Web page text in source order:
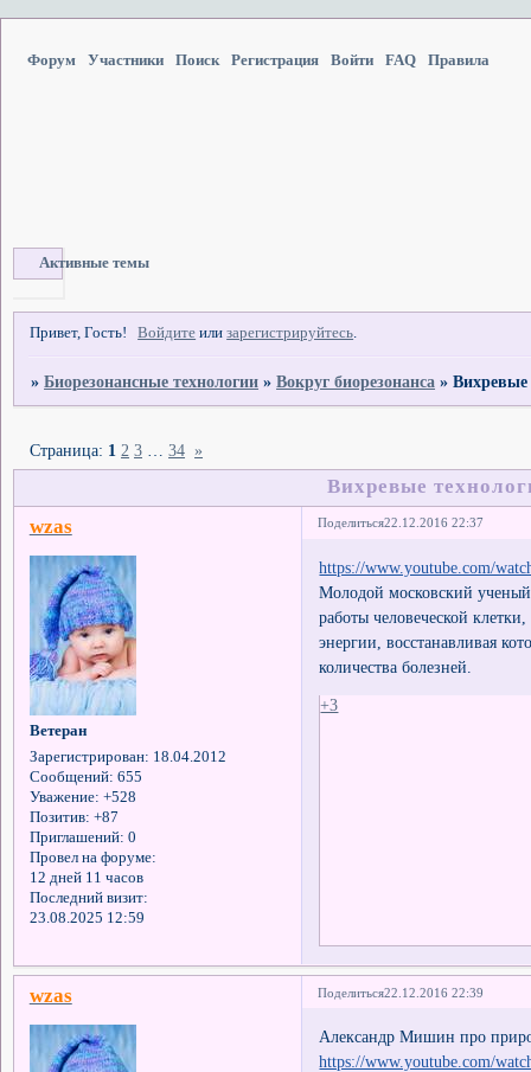
Форум Участники Поиск Регистрация Войти FAQ Правила
Активные темы
Привет, Гость! Войдите илизарегистрируйтесь.
»Биорезонансные технологии »Вокруг биорезонанса »
Вихревые
Страница: 1 2 3 … 34 »
Поделиться22.12.2016 22:37
wzas
Ветеран
Зарегистрирован: 18.04.2012
Сообщений: 655
Уважение: +528
Позитив: +87
Приглашений: 0
Провел на форуме:
12 дней 11 часов
Последний визит:
23.08.2025 12:59
https://www.youtube.com/
Молодой московский
работы человеческой
энергии, восстанавливая
количества болезней.
+3
Поделиться22.12.2016 22:39
wzas
Александр Мишин про
https://www.youtube.com/